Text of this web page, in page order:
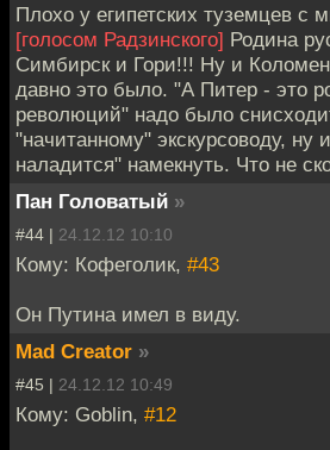
Плохо у египетских туземцев с
[голосом Радзинского] Родина
Симбирск и Гори!!! Ну и
давно это было. "А Питер - это
революций" надо было
"начитанному" экскурсоводу, ну
наладится" намекнуть. Что не
Пан Головатый »
#44 | 24.12.12 10:10
Кому: Кофеголик, #43
Он Путина имел в виду.
Mad Creator »
#45 | 24.12.12 10:49
Кому: Goblin, #12